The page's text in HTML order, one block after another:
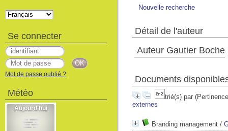
Nouvelle recherche
Détail de l'auteur
Auteur Gautier Boche
Documents
trié(s) par
externes
Branding management /
Se connecter
Mot de passe oublié ?
Météo